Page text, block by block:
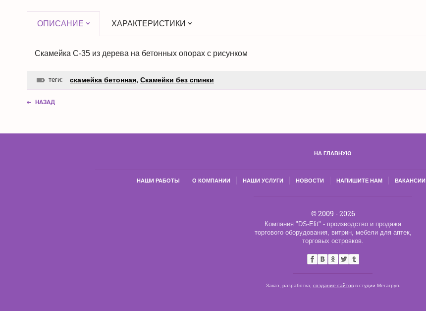
ОПИСАНИЕ ХАРАКТЕРИСТИКИ
Скамейка С-35 из дерева на бетонных опорах с рисунком
теги: скамейка бетонная, Скамейки без спинки
НАЗАД
НА ГЛАВНУЮ
НАШИ РАБОТЫ О КОМПАНИИ НАШИ УСЛУГИ НОВОСТИ НАПИШИТЕ НАМ ВАКАНСИИ
© 2009 - 2026
Компания "DS-Elit" - производство и продажа
торгового оборудования, витрин, мебели для аптек,
торговых островков.
Заказ, разработка, создание сайтовв студии Мегагруп.